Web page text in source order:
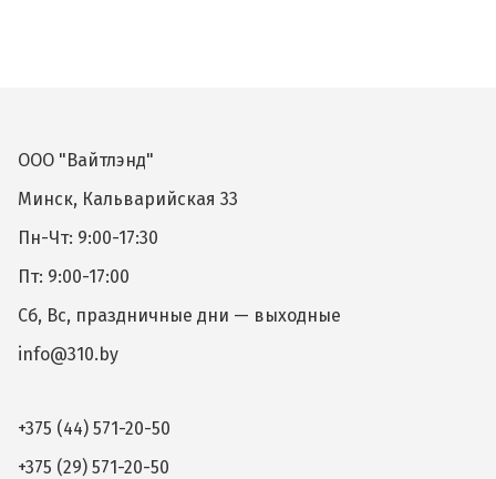
ООО "Вайтлэнд"
Минск, Кальварийская 33
Пн-Чт: 9:00-17:30
Пт: 9:00-17:00
Сб, Вс, праздничные дни — выходные
info@310.by
+375 (44) 571-20-50
+375 (29) 571-20-50